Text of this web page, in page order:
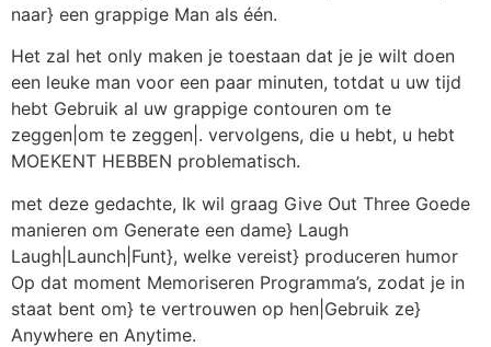
naar} een grappige Man als één.
Het zal het only maken je toestaan ​​dat je je wilt doen
een leuke man voor een paar minuten, totdat u uw tijd
hebt Gebruik al uw grappige contouren om te
zeggen|om te zeggen|. vervolgens, die u hebt, u hebt
MOEKENT HEBBEN problematisch.
met deze gedachte, Ik wil graag Give Out Three Goede
manieren om Generate een dame} Laugh
Laugh|Launch|Funt}, welke vereist} produceren humor
Op dat moment Memoriseren Programma’s, zodat je in
staat bent om} te vertrouwen op hen|Gebruik ze}
Anywhere en Anytime.